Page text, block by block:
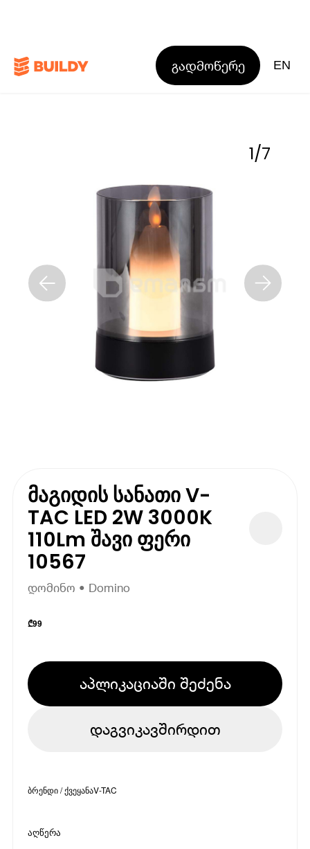
გადმოწერე EN
1/7
მაგიდის სანათი V-
TAC LED 2W 3000K
110Lm შავი ფერი
10567
დომინო • Domino
₾99
აპლიკაციაში შეძენა
დაგვიკავშირდით
ბრენდი / ქვეყანაV-TAC
აღწერა